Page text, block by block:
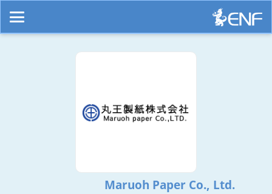
Maruoh Paper Co., Ltd.